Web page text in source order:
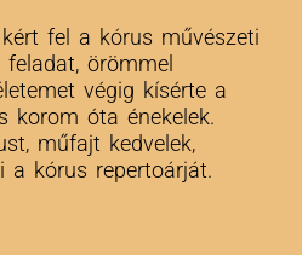
fel a kórus művészeti
örömmel
végig kísérte a
korom óta énekelek.
műfajt kedvelek,
a kórus repertoárját.